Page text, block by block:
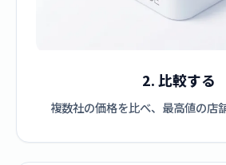
2. 比較する
複数社の価格を比べ、最高値の店